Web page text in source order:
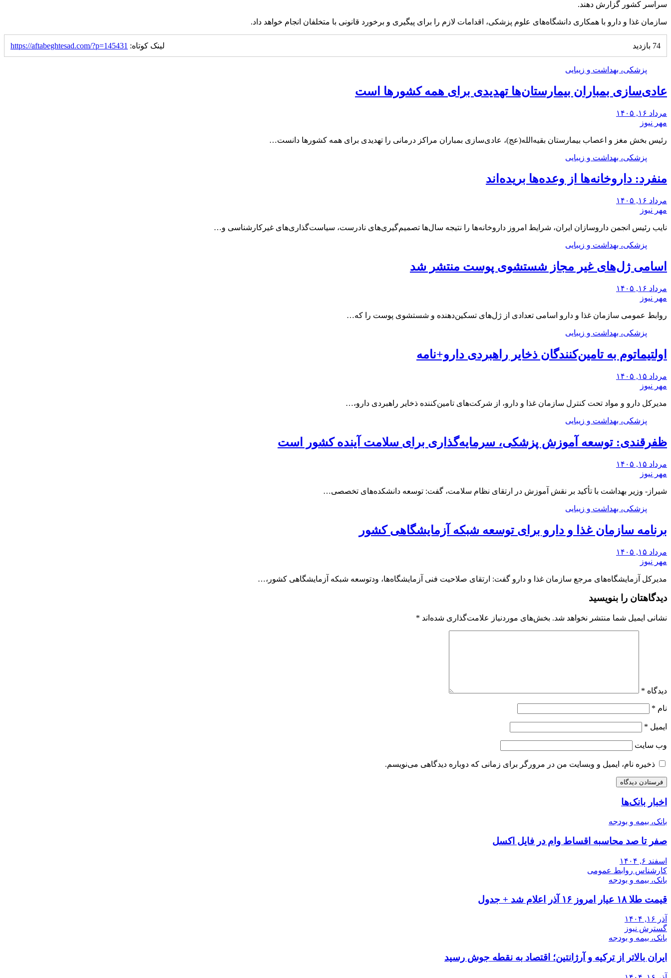
سراسر کشور گزارش دهند.
سازمان غذا و دارو با همکاری دانشگاه‌های علوم پزشکی، اقدامات لازم را برای پیگیری و برخورد قانونی با متخلفان انجام خواهد داد.
74 بازدید لینک کوتاه: https://aftabeghtesad.com/?p=145431
پزشکی، بهداشت و زیبایی
عادی‌سازی بمباران بیمارستان‌ها تهدیدی برای همه کشورها است
مرداد ۱۶, ۱۴۰۵
مهر نیوز
رئیس بخش مغز و اعصاب بیمارستان بقیه‌الله(عج)، عادی‌سازی بمباران مراکز درمانی را تهدیدی برای همه کشورها دانست…
پزشکی، بهداشت و زیبایی
منفرد: داروخانه‌ها از وعده‌ها بریده‌اند
مرداد ۱۶, ۱۴۰۵
مهر نیوز
نایب رئیس انجمن داروسازان ایران، شرایط امروز داروخانه‌ها را نتیجه سال‌ها تصمیم‌گیری‌های نادرست، سیاست‌گذاری‌های غیرکارشناسی و…
پزشکی، بهداشت و زیبایی
اسامی ژل‌های غیر مجاز شستشوی پوست منتشر شد
مرداد ۱۶, ۱۴۰۵
مهر نیوز
روابط عمومی سازمان غذا و دارو اسامی تعدادی از ژل‌های تسکین‌دهنده و شستشوی پوست را که…
پزشکی، بهداشت و زیبایی
اولتیماتوم به تامین‌کنندگان ذخایر راهبردی دارو+نامه
مرداد ۱۵, ۱۴۰۵
مهر نیوز
مدیرکل دارو و مواد تحت کنترل سازمان غذا و دارو، از شرکت‌های تامین‌کننده ذخایر راهبردی دارو،…
پزشکی، بهداشت و زیبایی
ظفرقندی: توسعه آموزش پزشکی، سرمایه‌گذاری برای سلامت آینده کشور است
مرداد ۱۵, ۱۴۰۵
مهر نیوز
شیراز- وزیر بهداشت با تأکید بر نقش آموزش در ارتقای نظام سلامت، گفت: توسعه دانشکده‌های تخصصی…
پزشکی، بهداشت و زیبایی
برنامه سازمان غذا و دارو برای توسعه شبکه آزمایشگاهی کشور
مرداد ۱۵, ۱۴۰۵
مهر نیوز
مدیرکل آزمایشگاه‌های مرجع سازمان غذا و دارو گفت: ارتقای صلاحیت فنی آزمایشگاه‌ها، ودتوسعه شبکه آزمایشگاهی کشور،…
دیدگاهتان را بنویسید
نشانی ایمیل شما منتشر نخواهد شد. بخش‌های موردنیاز علامت‌گذاری شده‌اند *
دیدگاه *
نام *
ایمیل *
وب‌ سایت
ذخیره نام، ایمیل و وبسایت من در مرورگر برای زمانی که دوباره دیدگاهی می‌نویسم.
اخبار بانک‌ها
بانک، بیمه و بودجه
صفر تا صد محاسبه اقساط وام در فایل اکسل
اسفند ۶, ۱۴۰۴
کارشناس روابط عمومی
بانک، بیمه و بودجه
قیمت طلا ۱۸ عیار امروز ۱۶ آذر اعلام شد + جدول
آذر ۱۶, ۱۴۰۴
گسترش نیوز
بانک، بیمه و بودجه
ایران بالاتر از ترکیه و آرژانتین؛ اقتصاد به نقطه جوش رسید